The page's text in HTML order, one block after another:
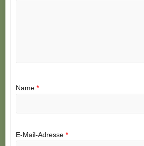
Name *
E-Mail-Adresse *